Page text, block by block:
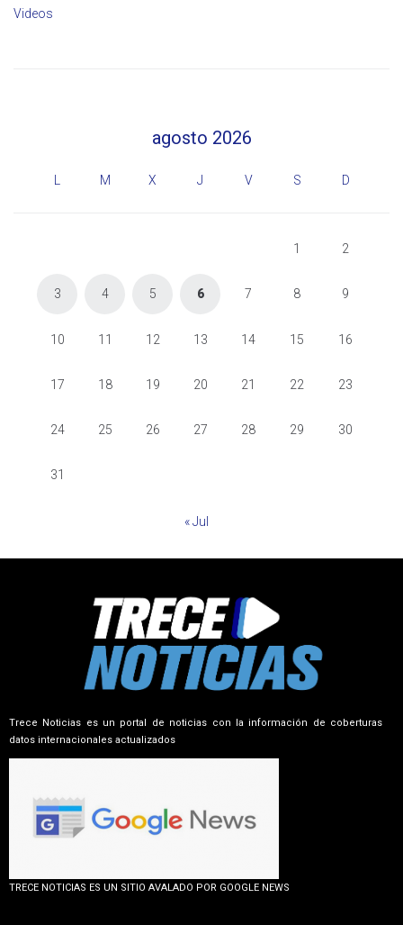
Videos
agosto 2026
M X J V S D
1 2
3 4 5 6 7 8 9
10 11 12 13 14 15 16
17 18 19 20 21 22 23
24 25 26 27 28 29 30
31
« Jul
Trece Noticias es un portal de noticias con la información de coberturas
datos internacionales actualizados
TRECE NOTICIAS ES UN SITIO AVALADO POR GOOGLE NEWS